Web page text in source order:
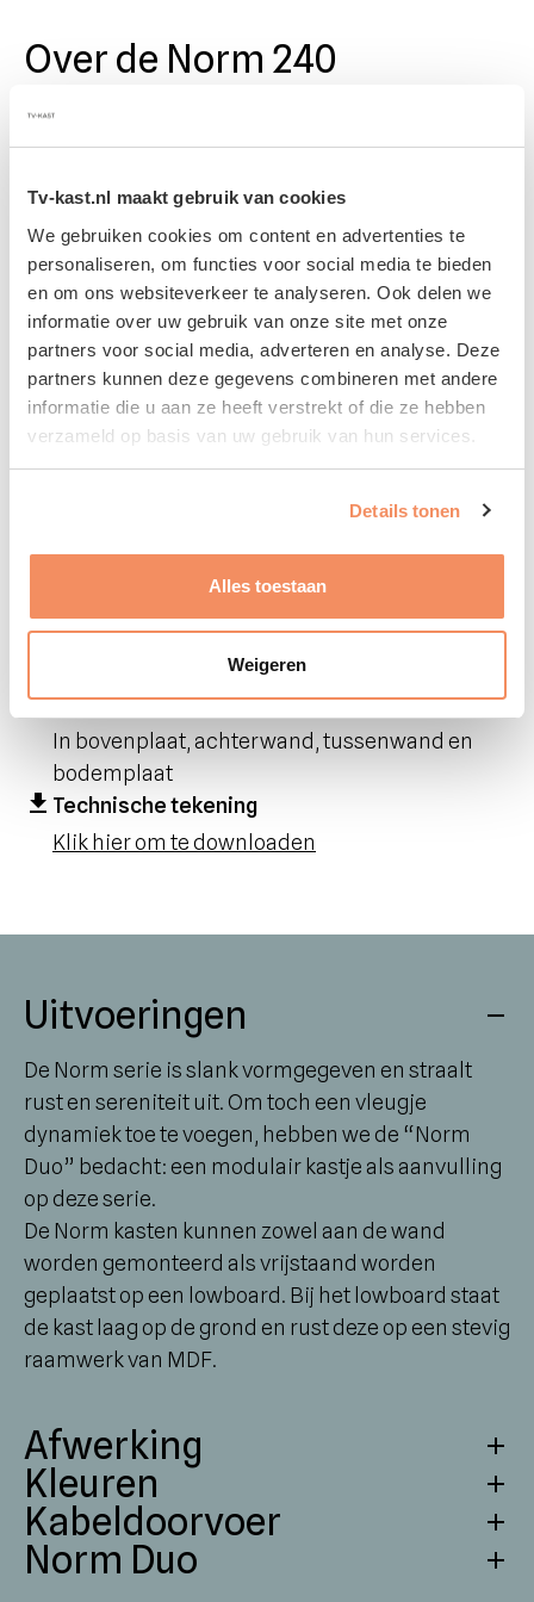
Tv-kast.nl maakt gebruik van cookies
We gebruiken cookies om content en advertenties te
personaliseren, om functies voor social media te bieden
en om ons websiteverkeer te analyseren. Ook delen we
informatie over uw gebruik van onze site met onze
partners voor social media, adverteren en analyse. Deze
partners kunnen deze gegevens combineren met andere
informatie die u aan ze heeft verstrekt of die ze hebben
verzameld op basis van uw gebruik van hun services.
Details tonen
Alles toestaan
Weigeren
Over de Norm 240
De Norm kast is slank en is simpel qua design, less
Wat dit meubel bijzonder leuk maakt is de Norm
Duo, een modulair kastje dat naadloos kan
worden gekoppeld aan de hoofdkast dankzij een
slim verbindingssysteem.
Verkrijgbaar in diverse mooie kleuren combineert
dit duo kastje moeiteloos.
Specificaties
Materiaal
Volledig gespoten MDF
Kabeldoorvoer
In bovenplaat, achterwand, tussenwand en
bodemplaat
Technische tekening
Klik hier om te downloaden
Uitvoeringen
De Norm serie is slank vormgegeven en straalt
rust en sereniteit uit. Om toch een vleugje
dynamiek toe te voegen, hebben we de “Norm
Duo” bedacht: een modulair kastje als aanvulling
op deze serie.
De Norm kasten kunnen zowel aan de wand
worden gemonteerd als vrijstaand worden
geplaatst op een lowboard. Bij het lowboard staat
de kast laag op de grond en rust deze op een stevig
raamwerk van MDF.
Afwerking
We sluiten geen compromissen als het gaat om
kwaliteit. Onze producten bestaan volledig uit
MDF. De verstekafwerking, waardoor hoeken en
Kleuren
Onze meubels zijn leverbaar in diverse stijlvolle
kleuren.
Kabeldoorvoer
De Halm ov serie leent zich uitstekend voor je
Norm Duo